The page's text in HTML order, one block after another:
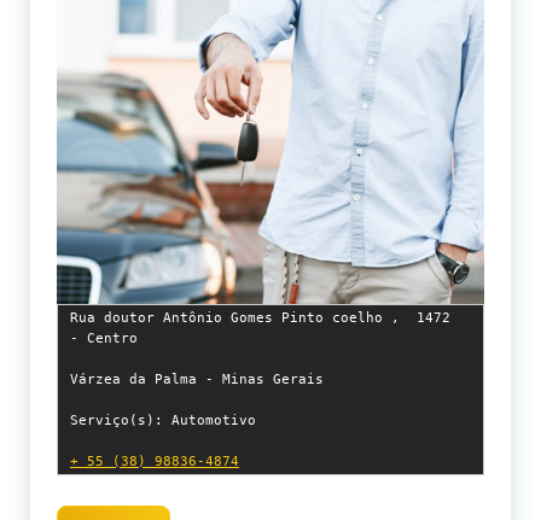
Rua doutor Antônio Gomes Pinto coelho ,  1472
- Centro
Várzea da Palma - Minas Gerais
Serviço(s): Automotivo